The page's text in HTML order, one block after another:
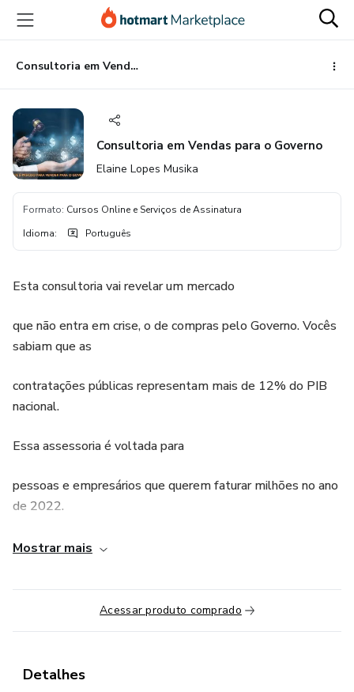
para
conteúdo
principal
para
pagamento
para
rodapé
Consultoria em Vendas para o Governo
Consultoria em Vendas para o Governo
Elaine Lopes Musika
Formato: Cursos Online e Serviços de Assinatura
Idioma: Português
Esta consultoria vai revelar um mercado
que não entra em crise, o de compras pelo Governo. Vocês
sabiam que as
contratações públicas representam mais de 12% do PIB
nacional.
Essa assessoria é voltada para
pessoas e empresários que querem faturar milhões no ano
de 2022.
Venha descobrir como participar
dessa grande oportunidade e obter lucros extraordinários.
que neste ambiente virtual,
Mostrar mais
Acessar produto comprado
Detalhes